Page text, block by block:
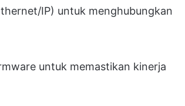
IP) untuk menghubungkan
untuk memastikan kinerja